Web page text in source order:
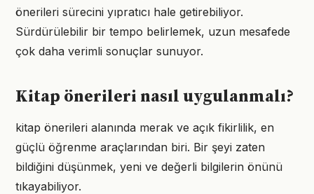
önerileri sürecini yıpratıcı hale getirebiliyor.
Sürdürülebilir bir tempo belirlemek, uzun mesafede
çok daha verimli sonuçlar sunuyor.
Kitap önerileri nasıl uygulanmalı?
kitap önerileri alanında merak ve açık fikirlilik, en
güçlü öğrenme araçlarından biri. Bir şeyi zaten
bildiğini düşünmek, yeni ve değerli bilgilerin önünü
tıkayabiliyor.